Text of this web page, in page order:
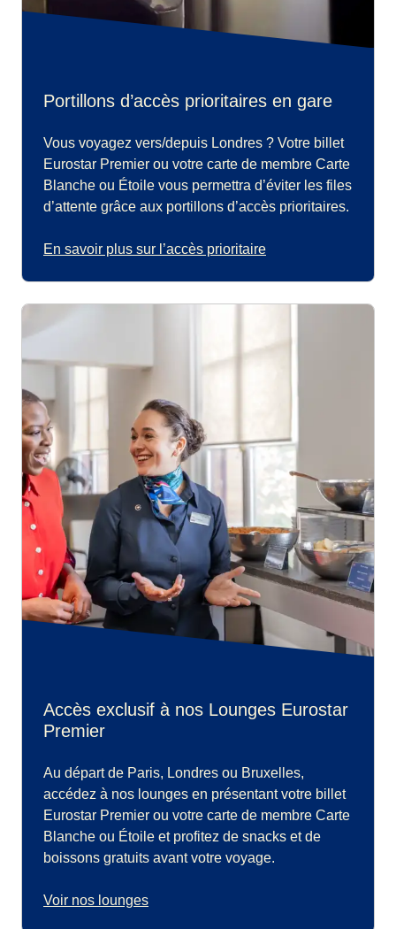
Portillons d’accès prioritaires en gare
Vous voyagez vers/depuis Londres ? Votre billet
Eurostar Premier ou votre carte de membre Carte
Blanche ou Étoile vous permettra d’éviter les files
d’attente grâce aux portillons d’accès prioritaires.
En savoir plus sur l’accès prioritaire
Accès exclusif à nos Lounges Eurostar
Premier
Au départ de Paris, Londres ou Bruxelles,
accédez à nos lounges en présentant votre billet
Eurostar Premier ou votre carte de membre Carte
Blanche ou Étoile et profitez de snacks et de
boissons gratuits avant votre voyage.
Voir nos lounges